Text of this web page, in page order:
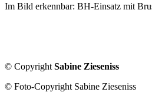
Im Bild erkennbar: BH-Einsatz mit
© Copyright Sabine Zieseniss
© Foto-Copyright Sabine Zieseniss